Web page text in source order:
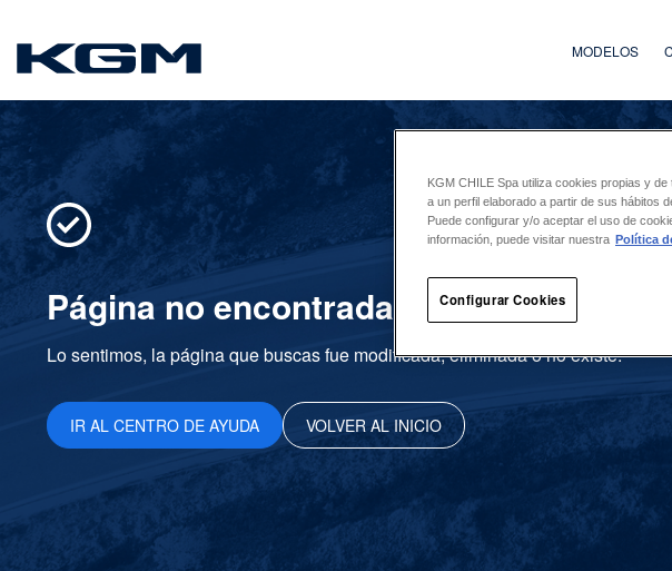
SsangYong MODELOS
Página no encontrada
Lo sentimos, la página que buscas fue modificada, eliminada o no existe.
IR AL CENTRO DE AYUDA VOLVER AL INICIO
KGM CHILE Spa utiliza cookies propias y
a un perfil elaborado a partir de sus hábitos
Puede configurar y/o aceptar el uso de
información, puede visitar nuestra Política
Configurar Cookies